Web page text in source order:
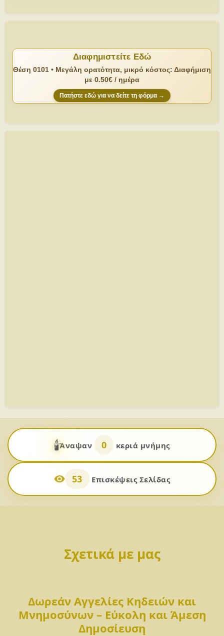
Διαφημιστείτε Εδώ
Θέση 0101 • Μεγάλη ορατότητα, μικρό κόστος: Διαφήμιση
με 0.50€ / ημέρα
Πατήστε εδώ για να δείτε τη φόρμα →
🕯️Άναψαν 0 κεριά μνήμης
53 Επισκέψεις Σελίδας
Σχετικά με μας
Δωρεάν Αγγελίες Κηδειών και
Μνημοσύνων – Εύκολη και Άμεση
Δημοσίευση